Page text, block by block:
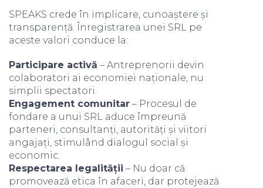
SPEAKS crede în implicare, cunoaștere și
transparență. Înregistrarea unei SRL pe
aceste valori conduce la:
Participare activă – Antreprenorii devin
colaboratori ai economiei naționale, nu
simplii spectatori.
Engagement comunitar – Procesul de
fondare a unui SRL aduce împreună
parteneri, consultanți, autorități și viitori
angajați, stimulând dialogul social și
economic.
Respectarea legalității – Nu doar că
promovează etica în afaceri, dar protejează